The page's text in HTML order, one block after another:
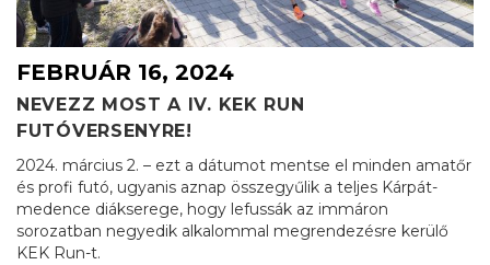
FEBRUÁR 16, 2024
NEVEZZ MOST A IV. KEK RUN
FUTÓVERSENYRE!
2024. március 2. – ezt a dátumot mentse el minden amatőr
és profi futó, ugyanis aznap összegyűlik a teljes Kárpát-
medence diákserege, hogy lefussák az immáron
sorozatban negyedik alkalommal megrendezésre kerülő
KEK Run-t.